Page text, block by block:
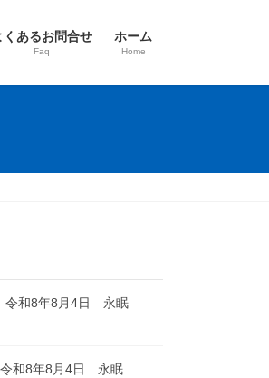
くあるお問合せ
Faq
ホーム
Home
令和8年8月4日 永眠
和8年8月4日 永眠